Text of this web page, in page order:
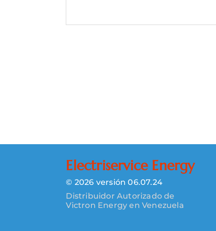
Electriservice Energy
© 2026 versión 06.07.24
Distribuidor Autorizado de
Victron Energy en Venezuela